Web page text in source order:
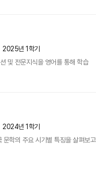
2025년 1학기
및 전문지식을 영어를 통해 학습
2024년 1학기
문학의 주요 시기별 특징을 살펴보